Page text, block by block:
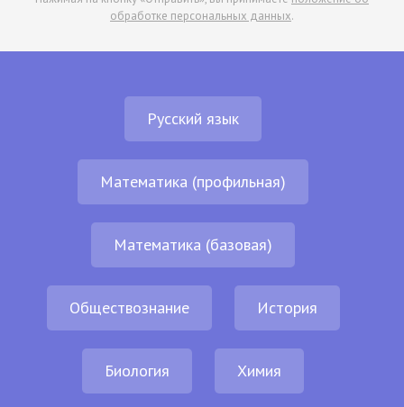
обработке персональных данных.
Русский язык
Математика (профильная)
Математика (базовая)
Обществознание История
Биология Химия